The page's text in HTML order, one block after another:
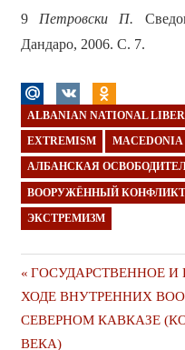
9 Петровски П.
Дандаро, 2006. С. 7.
ALBANIAN NATIONAL
EXTREMISM MACEDONIA
АЛБАНСКАЯ
ВООРУЖЁННЫЙ КОНФЛИКТ
ЭКСТРЕМИЗМ
Навигация
по
Предыдущая
публикация
ГОСУДАРСТВЕННОЕ И
ХОДЕ ВНУТРЕННИХ
СЕВЕРНОМ КАВКАЗЕ
ВЕКА)